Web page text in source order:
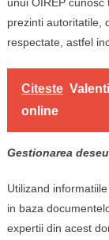
prezinti autoritatile,
respectate, astfel
Citeste
online
Gestionarea
Utilizand
in baza
expertii din acest